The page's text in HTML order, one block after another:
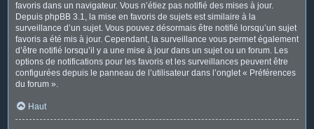
favoris dans un navigateur. Vous n’étiez pas notifié des mises à jour.
Depuis phpBB 3.1, la mise en favoris de sujets est similaire à la
surveillance d’un sujet. Vous pouvez désormais être notifié lorsqu’un sujet
favoris a été mis à jour. Cependant, la surveillance vous permet également
d’être notifié lorsqu’il y a une mise à jour dans un sujet ou un forum. Les
options de notifications pour les favoris et les surveillances peuvent être
configurées depuis le panneau de l’utilisateur dans l’onglet « Préférences
du forum ».
Haut